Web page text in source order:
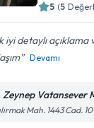
5 (5
iyi detaylı
Devamı
Zeynep Vatansever
Mah. 1443 Cad.